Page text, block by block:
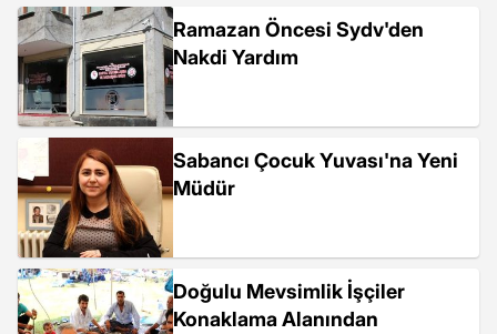
Ramazan Öncesi Sydv'den
Nakdi Yardım
Sabancı Çocuk Yuvası'na Yeni
Müdür
Doğulu Mevsimlik İşçiler
Konaklama Alanından